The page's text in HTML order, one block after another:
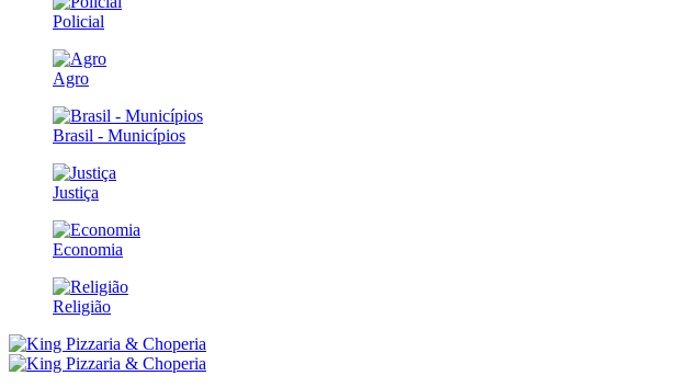
Policial
Agro
Brasil - Municípios
Justiça
Economia
Religião